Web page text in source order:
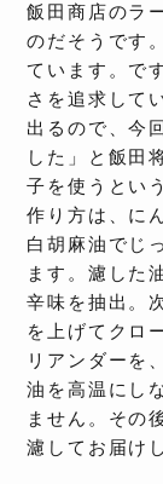
飯田商店のラ
のだそうです
ています。で
さを追求して
出るので、今
した」と飯田
子を使うとい
作り方は、に
白胡麻油でじ
ます。濾した
辛味を抽出。
を上げてクロ
リアンダーを
油を高温にし
ません。その
濾してお届け